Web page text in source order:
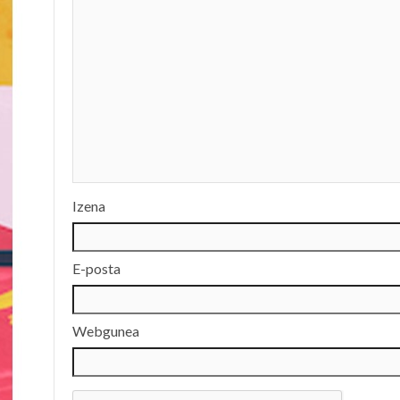
Izena
E-posta
Webgunea